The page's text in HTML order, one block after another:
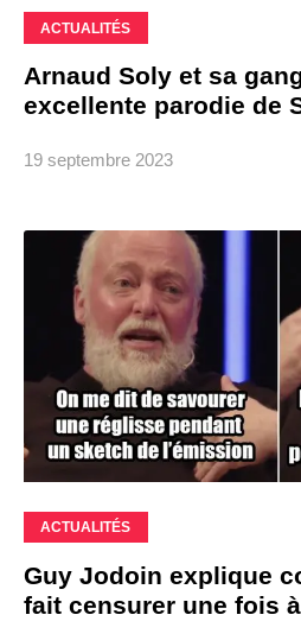
ACTUALITÉS
Arnaud Soly et sa
excellente parodie de
19 septembre 2023
ACTUALITÉS
Guy Jodoin explique
fait censurer une fois